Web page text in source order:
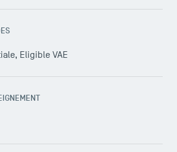
Eligible VAE